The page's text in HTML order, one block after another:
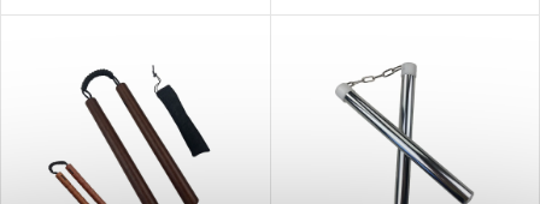
řetězem.
vytvořit 1 buchar (obušek).